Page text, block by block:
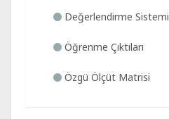
Değerlendirme Sistemi
Öğrenme Çıktıları
Özgü Ölçüt Matrisi